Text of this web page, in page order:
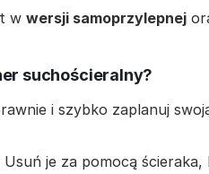
w wersji samoprzylepnej
suchościeralny?
i szybko zaplanuj
Usuń je za pomocą